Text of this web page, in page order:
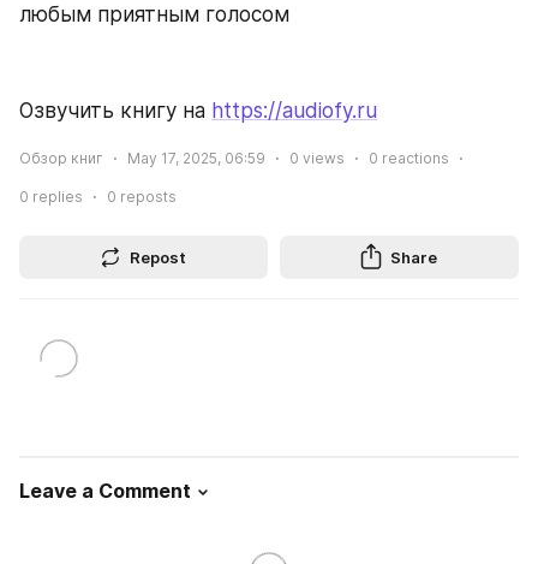
любым приятным голосом
Озвучить книгу на https://audiofy.ru
Обзор книг May 17, 2025, 06:59 0 views 0 reactions
0 replies 0 reposts
Repost Share
Leave a Comment